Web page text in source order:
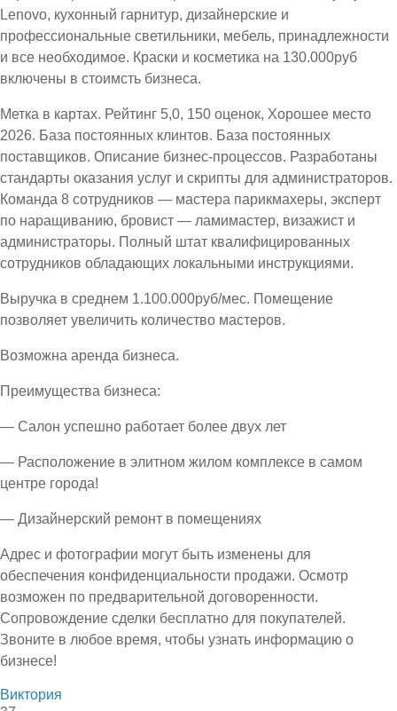
Lenovo, кухонный гарнитур, дизайнерские и
профессиональные светильники, мебель, принадлежности
и все необходимое. Краски и косметика на 130.000руб
включены в стоимсть бизнеса.
Метка в картах. Рейтинг 5,0, 150 оценок, Хорошее место
2026. База постоянных клинтов. База постоянных
поставщиков. Описание бизнес-процессов. Разработаны
стандарты оказания услуг и скрипты для администраторов.
Команда 8 сотрудников — мастера парикмахеры, эксперт
по наращиванию, бровист — ламимастер, визажист и
администраторы. Полный штат квалифицированных
сотрудников обладающих локальными инструкциями.
Выручка в среднем 1.100.000руб/мес. Помещение
позволяет увеличить количество мастеров.
Возможна аренда бизнеса.
Преимущества бизнеса:
— Салон успешно работает более двух лет
— Расположение в элитном жилом комплексе в самом
центре города!
— Дизайнерский ремонт в помещениях
Адрес и фотографии могут быть изменены для
обеспечения конфиденциальности продажи. Осмотр
возможен по предварительной договоренности.
Сопровождение сделки бесплатно для покупателей.
Звоните в любое время, чтобы узнать информацию о
бизнесе!
Виктория